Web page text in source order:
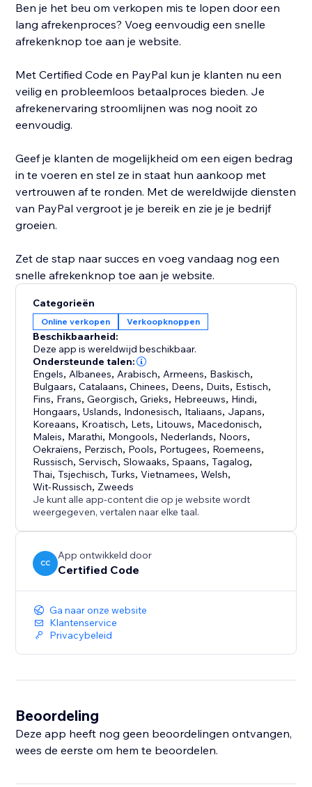
Ben je het beu om verkopen mis te lopen door een
lang afrekenproces? Voeg eenvoudig een snelle
afrekenknop toe aan je website.
Met Certified Code en PayPal kun je klanten nu een
veilig en probleemloos betaalproces bieden. Je
afrekenervaring stroomlijnen was nog nooit zo
eenvoudig.
Geef je klanten de mogelijkheid om een eigen bedrag
in te voeren en stel ze in staat hun aankoop met
vertrouwen af te ronden. Met de wereldwijde diensten
van PayPal vergroot je je bereik en zie je je bedrijf
groeien.
Zet de stap naar succes en voeg vandaag nog een
snelle afrekenknop toe aan je website.
Categorieën
Online verkopen Verkoopknoppen
Beschikbaarheid:
Deze app is wereldwijd beschikbaar.
Ondersteunde talen:
Engels, Albanees, Arabisch, Armeens, Baskisch,
Bulgaars,Catalaans,Chinees, Deens, Duits, Estisch,
Fins, Frans,Georgisch,Grieks, Hebreeuws, Hindi,
Hongaars,IJslands, Indonesisch, Italiaans, Japans,
Koreaans, Kroatisch, Lets, Litouws, Macedonisch,
Maleis, Marathi, Mongools, Nederlands, Noors,
Oekraïens, Perzisch, Pools, Portugees, Roemeens,
Russisch,Servisch,Slowaaks,Spaans,Tagalog,
Thai,Tsjechisch,Turks,Vietnamees,Welsh,
Wit-Russisch, Zweeds
Je kunt alle app-content die op je website wordt
weergegeven, vertalen naar elke taal.
CC
App ontwikkeld door
Certified Code
Ga naar onze website
Klantenservice
Privacybeleid
Beoordeling
Deze app heeft nog geen beoordelingen ontvangen,
wees de eerste om hem te beoordelen.